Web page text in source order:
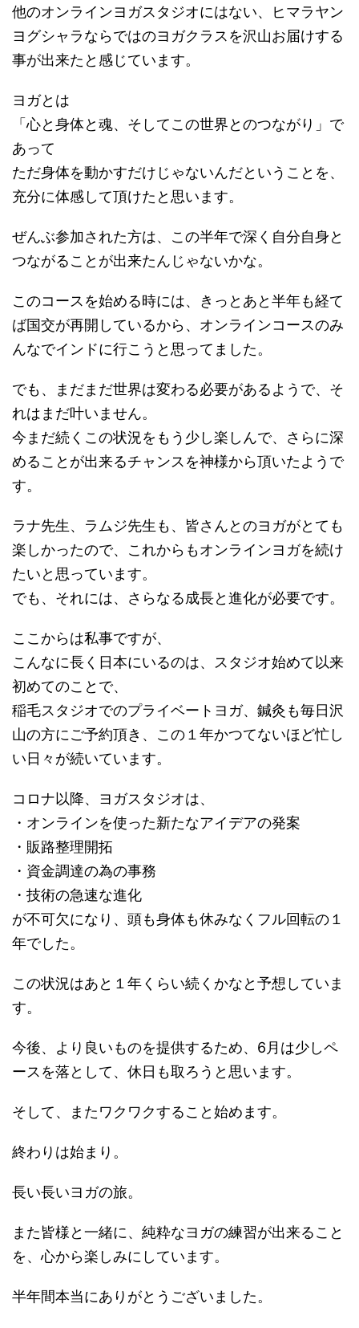
他のオンラインヨガスタジオにはない、ヒマラヤン
ヨグシャラならではのヨガクラスを沢山お届けする
事が出来たと感じています。
ヨガとは
「心と身体と魂、そしてこの世界とのつながり」で
あって
ただ身体を動かすだけじゃないんだということを、
充分に体感して頂けたと思います。
ぜんぶ参加された方は、この半年で深く自分自身と
つながることが出来たんじゃないかな。
このコースを始める時には、きっとあと半年も経て
ば国交が再開しているから、オンラインコースのみ
んなでインドに行こうと思ってました。
でも、まだまだ世界は変わる必要があるようで、そ
れはまだ叶いません。
今まだ続くこの状況をもう少し楽しんで、さらに深
めることが出来るチャンスを神様から頂いたようで
す。
ラナ先生、ラムジ先生も、皆さんとのヨガがとても
楽しかったので、これからもオンラインヨガを続け
たいと思っています。
でも、それには、さらなる成長と進化が必要です。
ここからは私事ですが、
こんなに長く日本にいるのは、スタジオ始めて以来
初めてのことで、
稲毛スタジオでのプライベートヨガ、鍼灸も毎日沢
山の方にご予約頂き、この１年かつてないほど忙し
い日々が続いています。
コロナ以降、ヨガスタジオは、
・オンラインを使った新たなアイデアの発案
・販路整理開拓
・資金調達の為の事務
・技術の急速な進化
が不可欠になり、頭も身体も休みなくフル回転の１
年でした。
この状況はあと１年くらい続くかなと予想していま
す。
今後、より良いものを提供するため、6月は少しペ
ースを落として、休日も取ろうと思います。
そして、またワクワクすること始めます。
終わりは始まり。
長い長いヨガの旅。
また皆様と一緒に、純粋なヨガの練習が出来ること
を、心から楽しみにしています。
半年間本当にありがとうございました。